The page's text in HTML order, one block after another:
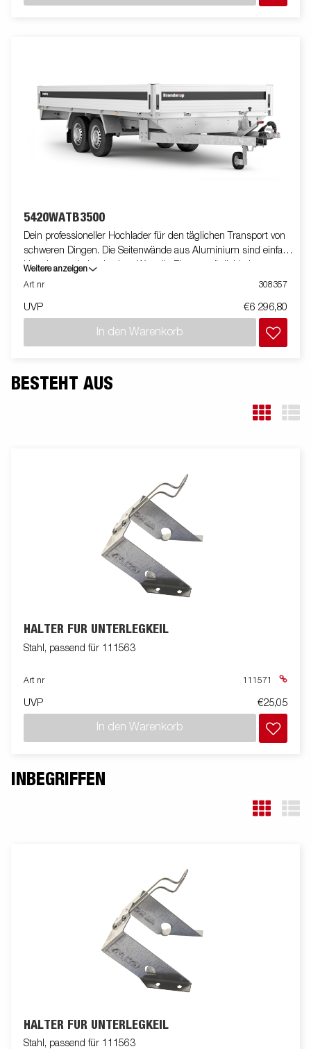
5420WATB3500
Dein professioneller Hochlader für den täglichen Transport von
schweren Dingen. Die Seitenwände aus Aluminium sind einfach
klappbar und abnehmbar. Was die Einsatzmöglichkeiten
erhöht. Du kannst den Anhänger auch als Plattform verwenden.
machen es Dir sehr einfach deine Ladung zu sichern. Schau
lediglich der Veranschaulichung. Abbildung ähnlich
Weitere anzeigen
Art nr
308357
UVP €6 296,80
In den Warenkorb
BESTEHT AUS
HALTER FÜR UNTERLEGKEIL
Stahl, passend für 111563
Art nr 111571
UVP €25,05
In den Warenkorb
INBEGRIFFEN
HALTER FÜR UNTERLEGKEIL
Stahl, passend für 111563